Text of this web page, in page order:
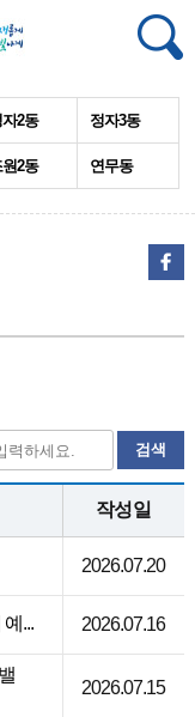
자2동 정자3동
원2동 연무동
검색
작성일
2026.07.20
... 2026.07.16
2026.07.15